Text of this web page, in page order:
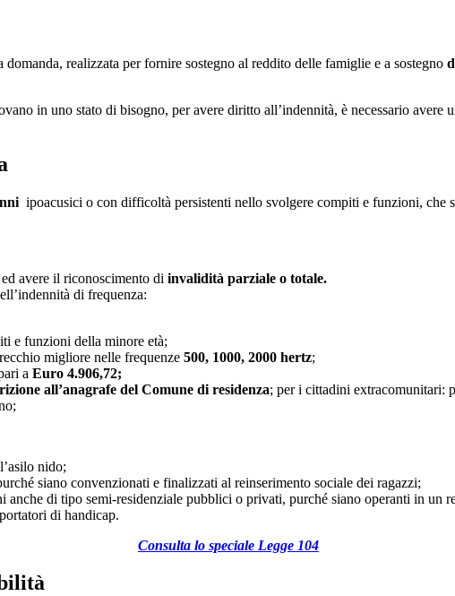
Concorso Scuola
domanda, realizzata per fornire sostegno al reddito delle famiglie e a sostegno
in uno stato di bisogno, per avere diritto all’indennità, è necessario avere
ipoacusici o con difficoltà persistenti nello svolgere compiti e funzioni,
avere il riconoscimento di invalidità parziale o totale.
di frequenza:
e funzioni della minore età;
migliore nelle frequenze 500, 1000, 2000 hertz;
a Euro 4.906,72;
all’anagrafe del Comune di residenza; per i cittadini extracomunitari:
nido;
siano convenzionati e finalizzati al reinserimento sociale dei ragazzi;
di tipo semi-residenziale pubblici o privati, purché siano operanti in un
di handicap.
Consulta lo speciale Legge 104